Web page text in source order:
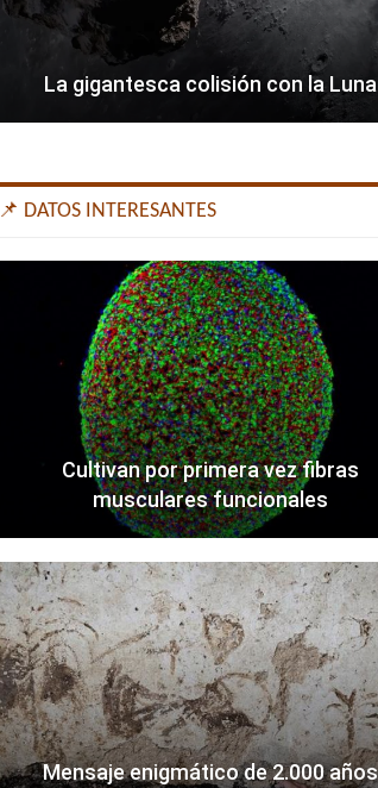
La gigantesca colisión con la Luna
📌 DATOS INTERESANTES
Cultivan por primera vez fibras
musculares funcionales
Mensaje enigmático de 2.000 años